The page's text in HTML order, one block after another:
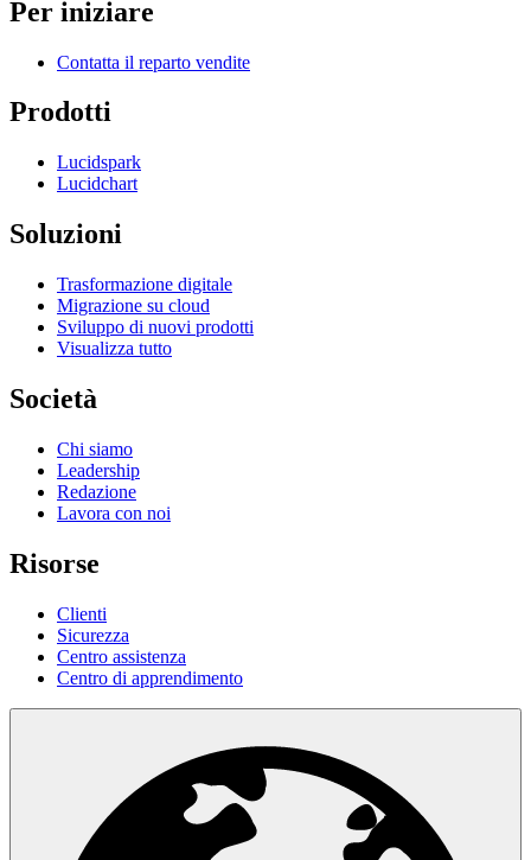
Per iniziare
Contatta il reparto vendite
Prodotti
Lucidspark
Lucidchart
Soluzioni
Trasformazione digitale
Migrazione su cloud
Sviluppo di nuovi prodotti
Visualizza tutto
Società
Chi siamo
Leadership
Redazione
Lavora con noi
Risorse
Clienti
Sicurezza
Centro assistenza
Centro di apprendimento